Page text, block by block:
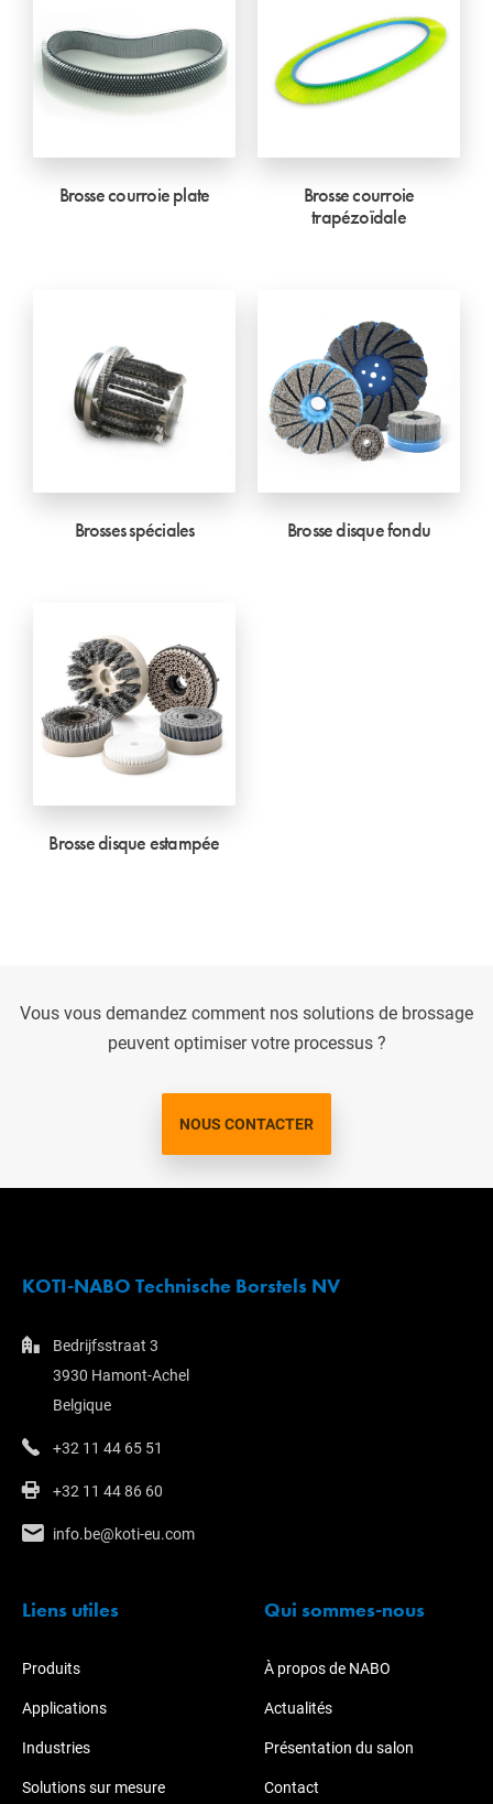
Brosse courroie plate
Brosse courroie
trapézoïdale
Brosses spéciales Brosse disque fondu
Brosse disque estampée
Vous vous demandez comment nos solutions de brossage
peuvent optimiser votre processus ?
NOUS CONTACTER
KOTI-NABO Technische Borstels NV
Bedrijfsstraat 3
3930 Hamont-Achel
Belgique
+32 11 44 65 51
+32 11 44 86 60
info.be@koti-eu.com
Liens utiles
Produits
Applications
Industries
Solutions sur mesure
Qui sommes-nous
À propos de NABO
Actualités
Présentation du salon
Contact